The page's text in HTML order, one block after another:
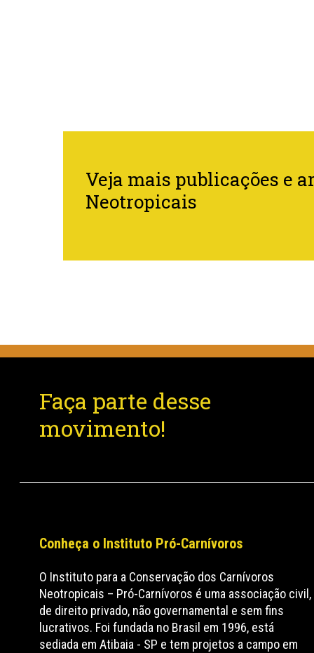
Veja mais publicações e
Neotropicais
Faça parte desse
movimento!
Conheça o Instituto Pró-Carnívoros
O Instituto para a Conservação dos Carnívoros
Neotropicais – Pró-Carnívoros é uma associação civil,
de direito privado, não governamental e sem fins
lucrativos. Foi fundada no Brasil em 1996, está
sediada em Atibaia - SP e tem projetos a campo em